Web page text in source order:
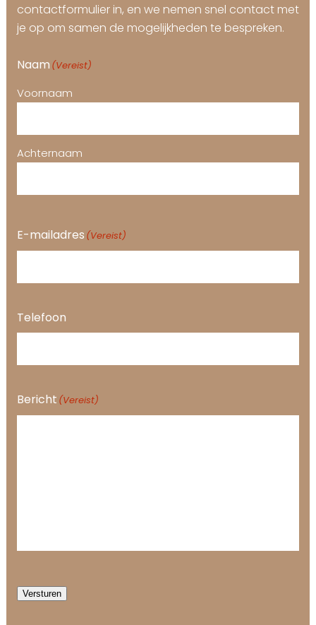
contactformulier in, en we nemen snel contact met
je op om samen de mogelijkheden te bespreken.
Naam (Vereist)
Voornaam
Achternaam
E-mailadres (Vereist)
Telefoon
Bericht (Vereist)
Versturen